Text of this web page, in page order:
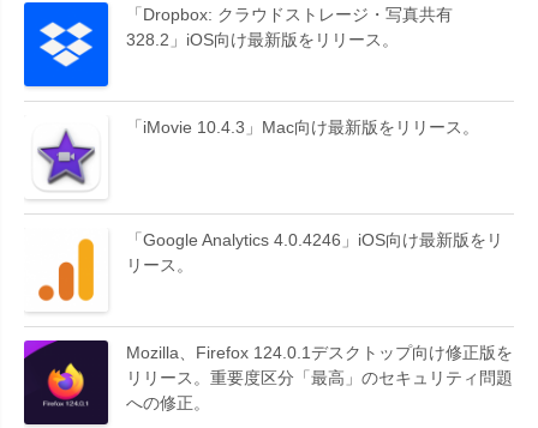
「Dropbox: クラウドストレージ・写真共有
328.2」iOS向け最新版をリリース。
「iMovie 10.4.3」Mac向け最新版をリリース。
「Google Analytics 4.0.4246」iOS向け最新版をリ
リース。
Mozilla、Firefox 124.0.1デスクトップ向け修正版を
リリース。重要度区分「最高」のセキュリティ問題
への修正。